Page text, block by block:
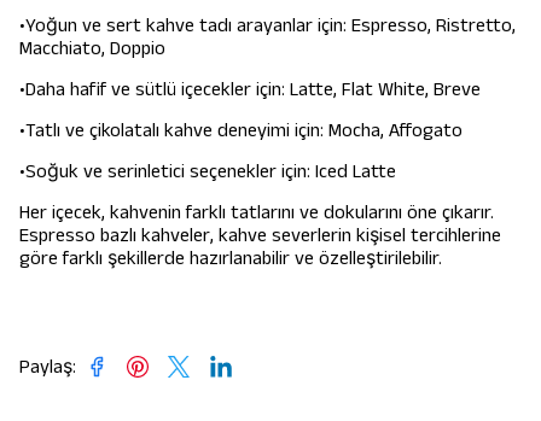
•Yoğun ve sert kahve tadı arayanlar için: Espresso, Ristretto,
Macchiato, Doppio
•Daha hafif ve sütlü içecekler için: Latte, Flat White, Breve
•Tatlı ve çikolatalı kahve deneyimi için: Mocha, Affogato
•Soğuk ve serinletici seçenekler için: Iced Latte
Her içecek, kahvenin farklı tatlarını ve dokularını öne çıkarır.
Espresso bazlı kahveler, kahve severlerin kişisel tercihlerine
göre farklı şekillerde hazırlanabilir ve özelleştirilebilir.
Paylaş: